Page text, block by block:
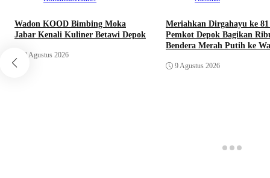
Wadon KOOD Bimbing Moka
Jabar Kenali Kuliner Betawi Depok
9 Agustus 2026
Meriahkan Dirgahayu ke
Pemkot Depok Bagikan
Bendera Merah Putih ke
9 Agustus 2026